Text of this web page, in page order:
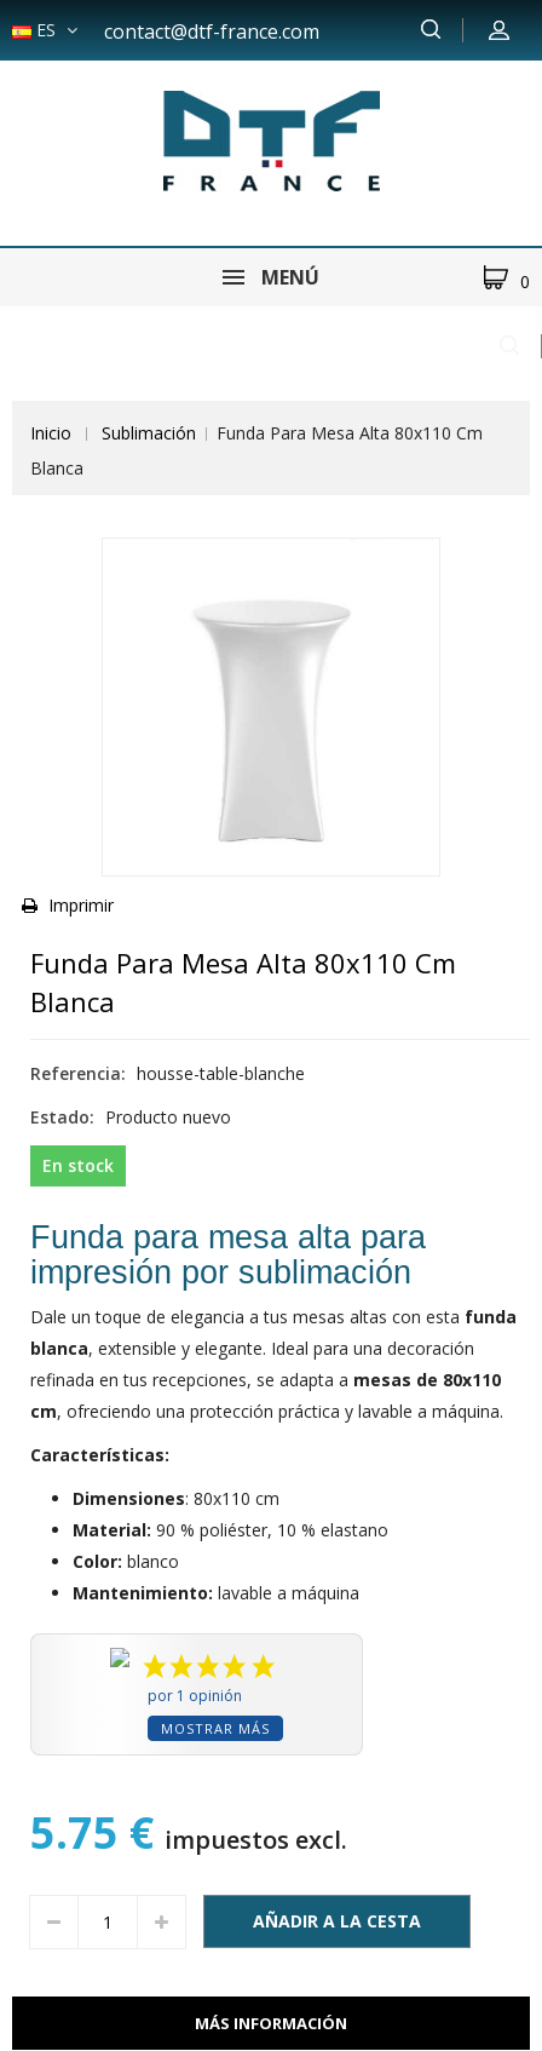
ES contact@dtf-france.com
MENÚ 0
Inicio Sublimación
Funda Para Mesa Alta 80x110 Cm
Blanca
Imprimir
Funda Para Mesa Alta 80x110 Cm
Blanca
Referencia: housse-table-blanche
Estado: Producto nuevo
En stock
Funda para mesa alta para
impresión por sublimación
Dale un toque de elegancia a tus mesas altas con esta funda
blanca, extensible y elegante. Ideal para una decoración
refinada en tus recepciones, se adapta a mesas de 80x110
cm, ofreciendo una protección práctica y lavable a máquina.
Características:
Dimensiones: 80x110 cm
Material: 90 % poliéster, 10 % elastano
Color: blanco
Mantenimiento: lavable a máquina
por 1 opinión
MOSTRAR MÁS
5.75 € impuestos excl.
AÑADIR A LA CESTA
MÁS INFORMACIÓN